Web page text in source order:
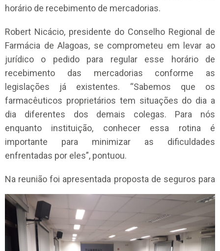
horário de recebimento de mercadorias.
Robert Nicácio, presidente do Conselho Regional de
Farmácia de Alagoas, se comprometeu em levar ao
jurídico o pedido para regular esse horário de
recebimento das mercadorias conforme as
legislações já existentes. “Sabemos que os
farmacêuticos proprietários tem situações do dia a
dia diferentes dos demais colegas. Para nós
enquanto instituição, conhecer essa rotina é
importante para minimizar as dificuldades
enfrentadas por eles”, pontuou.
Na reunião foi apresentada proposta de seguros para